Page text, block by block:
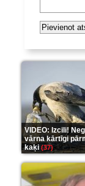
VIDEO: Izcili!
vārna kārtīgi
kaķi(37)